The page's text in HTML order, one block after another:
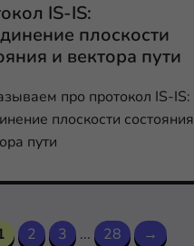
IS-IS:
плоскости
и вектора пути
про протокол IS-IS:
плоскости состояния
пути
2 3 ... 28 →